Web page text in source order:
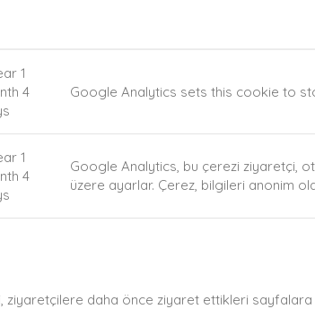
1
4
Google Analytics sets this cookie to
1
4
Google Analytics, bu çerezi ziyaretçi,
üzere ayarlar. Çerez, bilgileri anonim
ziyaretçilere daha önce ziyaret ettikleri